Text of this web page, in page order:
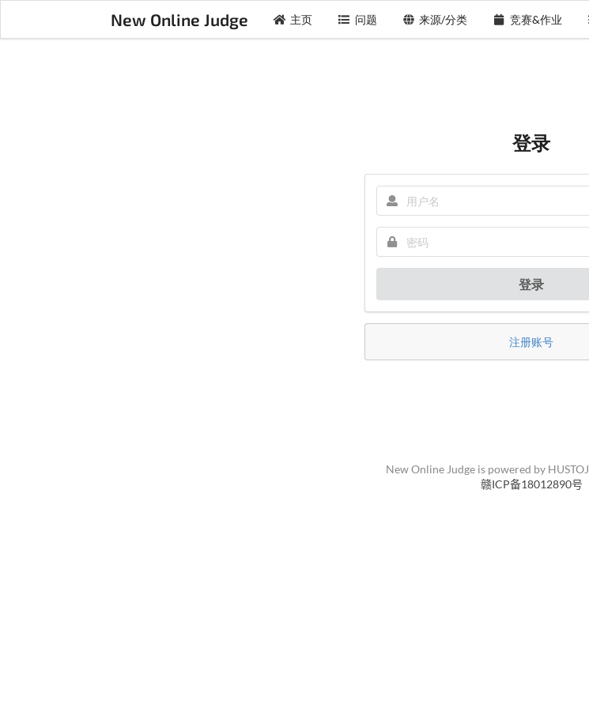
New Online Judge 主页 问题 来源/分类 竞赛&作业
登录
登录
注册账号
New Online Judge is powered by HUSTOJ
赣ICP备18012890号